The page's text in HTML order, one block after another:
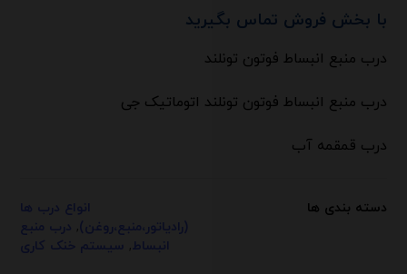
با بخش فروش تماس بگیرید
درب منبع انبساط فوتون تونلند
درب منبع انبساط فوتون تونلند اتوماتیک جی
درب قمقمه آب
دسته بندی ها
انواع درب ها
(رادیاتور،منبع،روغن), درب منبع
انبساط, سیستم خنک کاری